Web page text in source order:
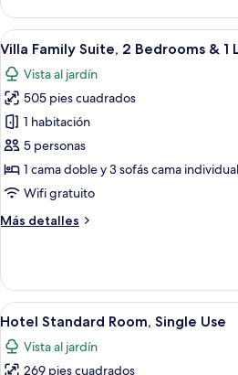
Living
Room
Family
Room,
1
&
Living
Room
Abrir
todas
las
fotos
de
Villa
Family
Suite,
Bedrooms
Living
Room
11
Villa Family Suite, 2 Bedrooms & 1
Vista al jardín
505 pies cuadrados
1 habitación
5 personas
1 cama doble y 3 sofás cama
Wifi gratuito
Más detalles
Más
Family
Suite,
2
&
Abrir
todas
las
6
Hotel Standard Room, Single Use
Vista al jardín
269 pies cuadrados